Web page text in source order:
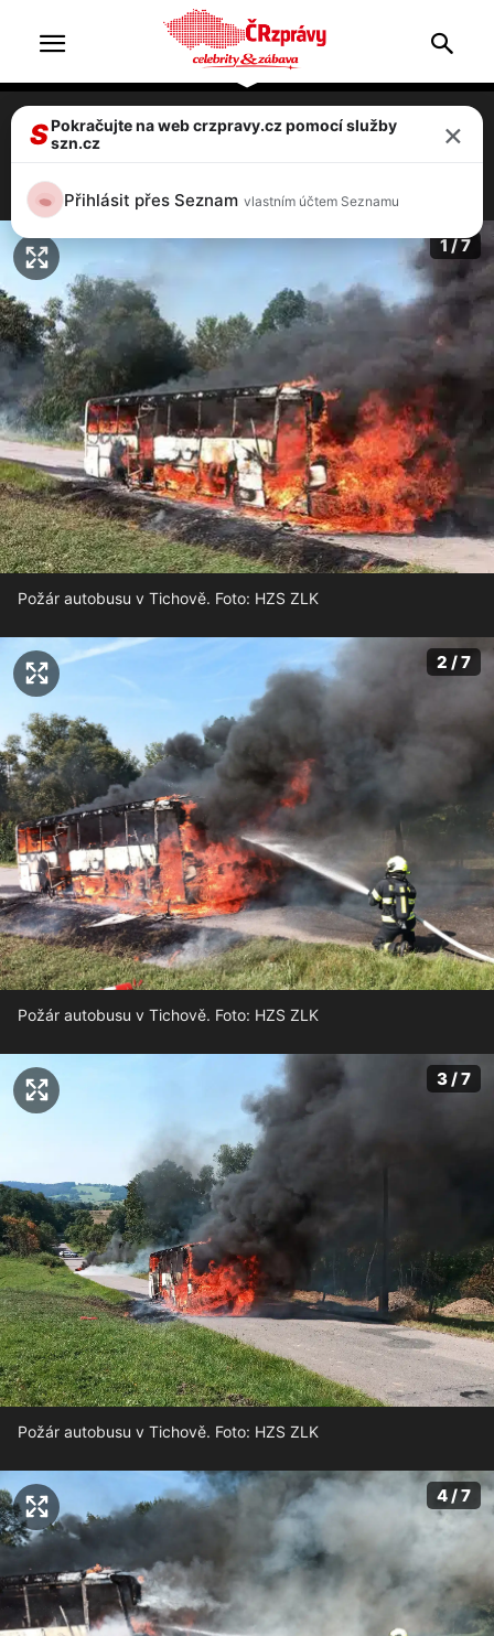
FOTO: V Tichově shořel autobus, plameny
1 / 7
Požár autobusu v Tichově. Foto: HZS ZLK
2 / 7
Požár autobusu v Tichově. Foto: HZS ZLK
3 / 7
Požár autobusu v Tichově. Foto: HZS ZLK
4 / 7
SPokračujte na web crzpravy.cz pomocí služby
szn.cz
×
Přihlásit přes Seznam vlastním účtem Seznamu